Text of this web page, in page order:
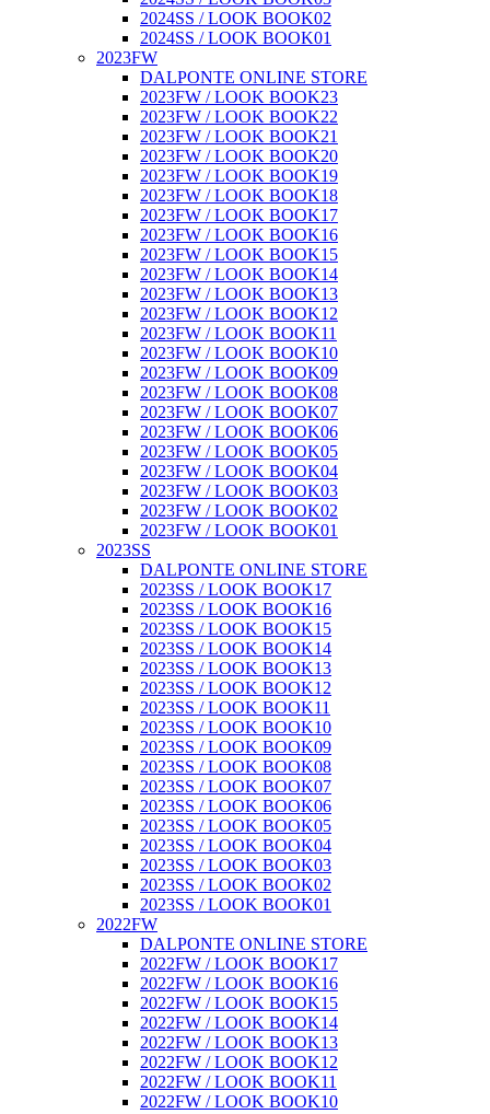
2024SS / LOOK BOOK02
2024SS / LOOK BOOK01
2023FW
DALPONTE ONLINE STORE
2023FW / LOOK BOOK23
2023FW / LOOK BOOK22
2023FW / LOOK BOOK21
2023FW / LOOK BOOK20
2023FW / LOOK BOOK19
2023FW / LOOK BOOK18
2023FW / LOOK BOOK17
2023FW / LOOK BOOK16
2023FW / LOOK BOOK15
2023FW / LOOK BOOK14
2023FW / LOOK BOOK13
2023FW / LOOK BOOK12
2023FW / LOOK BOOK11
2023FW / LOOK BOOK10
2023FW / LOOK BOOK09
2023FW / LOOK BOOK08
2023FW / LOOK BOOK07
2023FW / LOOK BOOK06
2023FW / LOOK BOOK05
2023FW / LOOK BOOK04
2023FW / LOOK BOOK03
2023FW / LOOK BOOK02
2023FW / LOOK BOOK01
2023SS
DALPONTE ONLINE STORE
2023SS / LOOK BOOK17
2023SS / LOOK BOOK16
2023SS / LOOK BOOK15
2023SS / LOOK BOOK14
2023SS / LOOK BOOK13
2023SS / LOOK BOOK12
2023SS / LOOK BOOK11
2023SS / LOOK BOOK10
2023SS / LOOK BOOK09
2023SS / LOOK BOOK08
2023SS / LOOK BOOK07
2023SS / LOOK BOOK06
2023SS / LOOK BOOK05
2023SS / LOOK BOOK04
2023SS / LOOK BOOK03
2023SS / LOOK BOOK02
2023SS / LOOK BOOK01
2022FW
DALPONTE ONLINE STORE
2022FW / LOOK BOOK17
2022FW / LOOK BOOK16
2022FW / LOOK BOOK15
2022FW / LOOK BOOK14
2022FW / LOOK BOOK13
2022FW / LOOK BOOK12
2022FW / LOOK BOOK11
2022FW / LOOK BOOK10